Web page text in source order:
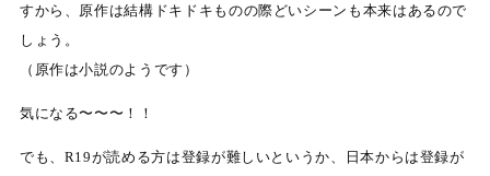
すから、原作は結構ドキドキものの際どいシーンも本来はあるので
しょう。
（原作は小説のようです）
気になる〜〜〜！！
でも、R19が読める方は登録が難しいというか、日本からは登録が